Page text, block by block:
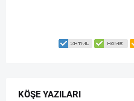
KÖŞE YAZILARI